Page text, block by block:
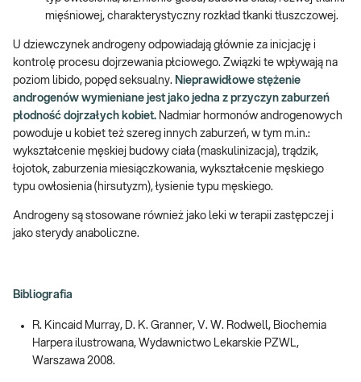
mięśniowej, charakterystyczny rozkład tkanki tłuszczowej.
U dziewczynek androgeny odpowiadają głównie za inicjację i
kontrolę procesu dojrzewania płciowego. Związki te wpływają na
poziom libido, popęd seksualny. Nieprawidłowe stężenie
androgenów wymieniane jest jako jedna z przyczyn zaburzeń
płodność dojrzałych kobiet. Nadmiar hormonów androgenowych
powoduje u kobiet też szereg innych zaburzeń, w tym m.in.:
wykształcenie męskiej budowy ciała (maskulinizacja), trądzik,
łojotok, zaburzenia miesiączkowania, wykształcenie męskiego
typu owłosienia (hirsutyzm), łysienie typu męskiego.
Androgeny są stosowane również jako leki w terapii zastępczej i
jako sterydy anaboliczne.
Bibliografia
R. Kincaid Murray, D. K. Granner, V. W. Rodwell, Biochemia
Harpera ilustrowana, Wydawnictwo Lekarskie PZWL,
Warszawa 2008.